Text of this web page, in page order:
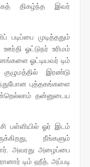
திகழ்ந்த இவர்
படிப்பை முடித்ததும்
ஓட்டுநர் உரிமம்
ஓட்டியவர் டிம்
இரண்டு
புத்தகங்களை
தன்னுடைய
பள்ளியில் ஓர் இடம்
நீங்களும்
அவரது அழைப்பை
டிம் ஹீத். அப்படி